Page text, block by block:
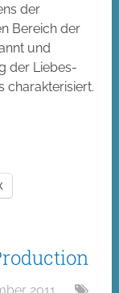
der
Bereich der
und
der Liebes-
charakterisiert.